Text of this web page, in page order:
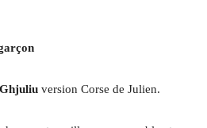
Ghjuliu version Corse de Julien.